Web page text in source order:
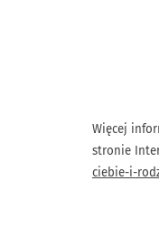
Więcej
stronie
ciebie-i-